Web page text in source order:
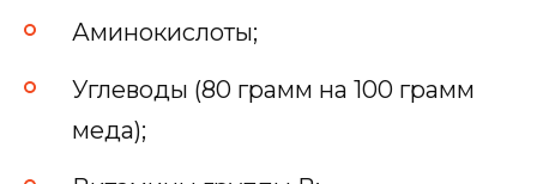
Аминокислоты;
Углеводы (80 грамм на 100 грамм
меда);